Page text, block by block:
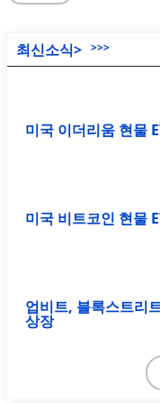
최신소식> >>>
미국 이더리움 현물
미국 비트코인 현물
업비트, 블록스트리
상장